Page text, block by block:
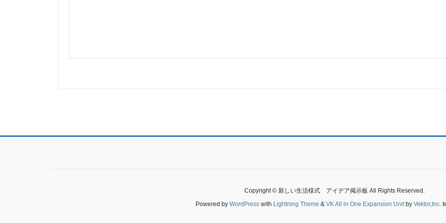
Copyright © 新しい生活様式 アイデア掲示板 All Rights Reserved.
Powered by WordPress with Lightning Theme & VK All in One Expansion Unit by Vektor,Inc.